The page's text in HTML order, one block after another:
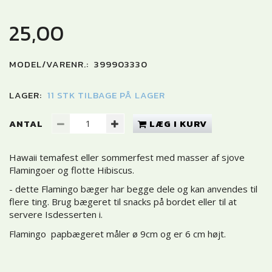
25,00
MODEL/VARENR.: 399903330
LAGER: 11 STK TILBAGE PÅ LAGER
ANTAL LÆG I KURV
Hawaii temafest eller sommerfest med masser af sjove
Flamingoer og flotte Hibiscus.
- dette Flamingo bæger har begge dele og kan anvendes til
flere ting. Brug bægeret til snacks på bordet eller til at
servere Isdesserten i.
Flamingo papbægeret måler ø 9cm og er 6 cm højt.